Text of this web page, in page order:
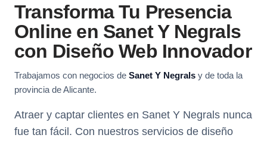
Transforma Tu Presencia
Online en Sanet Y Negrals
con Diseño Web Innovador
Trabajamos con negocios de Sanet Y Negrals y de toda la
provincia de Alicante.
Atraer y captar clientes en Sanet Y Negrals nunca
fue tan fácil. Con nuestros servicios de diseño